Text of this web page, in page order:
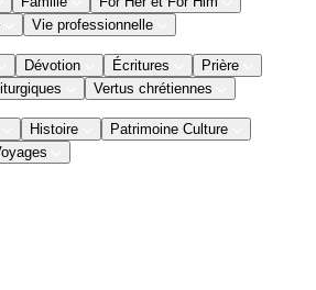
Vie professionnelle
Dévotion Écritures
Prière
Vertus chrétiennes
Histoire
Patrimoine Culture